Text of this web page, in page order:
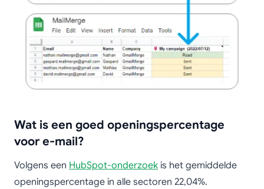
Wat is een goed openingspercentage
voor e-mail?
Volgens een HubSpot-onderzoek is het gemiddelde
openingspercentage in alle sectoren 22,04%.